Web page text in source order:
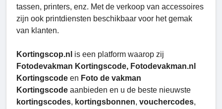
tassen, printers, enz. Met de verkoop van accessoires
zijn ook printdiensten beschikbaar voor het gemak
van klanten.
Kortingscop.nl is een platform waarop zij
Fotodevakman Kortingscode, Fotodevakman.nl
Kortingscode en Foto de vakman
Kortingscode aanbieden en u de beste nieuwste
kortingscodes, kortingsbonnen, vouchercodes,